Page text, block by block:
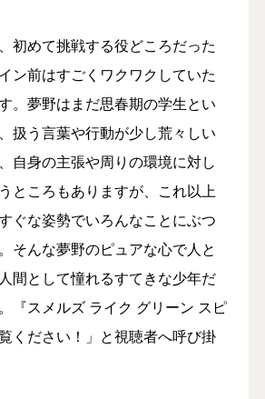
初めて挑戦する役どころだった
ン前はすごくワクワクしていた
。夢野はまだ思春期の学生とい
扱う言葉や行動が少し荒々しい
自身の主張や周りの環境に対し
ところもありますが、これ以上
ぐな姿勢でいろんなことにぶつ
そんな夢野のピュアな心で人と
間として憧れるすてきな少年だ
『スメルズ ライク グリーン スピ
ください！」と視聴者へ呼び掛